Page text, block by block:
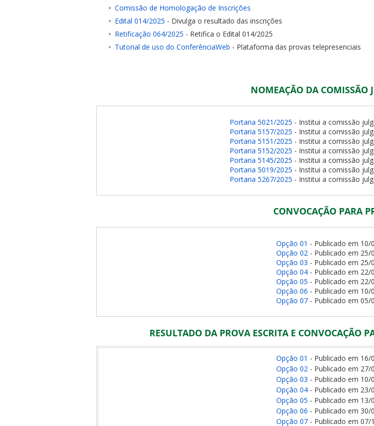
Comissão de Homologação de Inscrições
Edital 014/2025 - Divulga o resultado das inscrições
Retificação 064/2025 - Retifica o Edital 014/2025
Tutorial de uso do ConferênciaWeb - Plataforma das provas telepresenciais
NOMEAÇÃO DA COMISSÃO
Portaria 5021/2025 - Institui a comissão
Portaria 5157/2025 - Institui a comissão
Portaria 5151/2025 - Institui a comissão
Portaria 5152/2025 - Institui a comissão
Portaria 5145/2025 - Institui a comissão
Portaria 5019/2025 - Institui a comissão
Portaria 5267/2025 - Institui a comissão
CONVOCAÇÃO PARA
Opção 01 - Publicado em 10/
Opção 02 - Publicado em 25/
Opção 03 - Publicado em 25/
Opção 04 - Publicado em 22/
Opção 05 - Publicado em 22/
Opção 06 - Publicado em 10/
Opção 07 - Publicado em 05/
RESULTADO DA PROVA ESCRITA E CONVOCAÇÃO
Opção 01 - Publicado em 16/
Opção 02 - Publicado em 27/
Opção 03 - Publicado em 10/
Opção 04 - Publicado em 23/
Opção 05 - Publicado em 13/
Opção 06 - Publicado em 30/
Opção 07 - Publicado em 07/